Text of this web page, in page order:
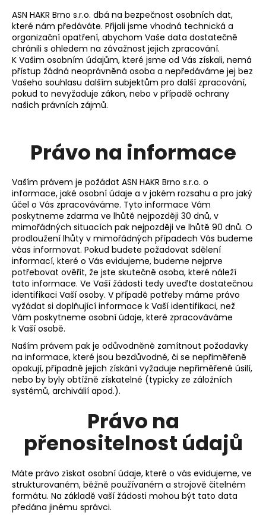
ASN HAKR Brno s.r.o. dbá na bezpečnost osobních dat,
které nám předáváte. Přijali jsme vhodná technická a
organizační opatření, abychom Vaše data dostatečně
chránili s ohledem na závažnost jejich zpracování.
K Vašim osobním údajům, které jsme od Vás získali, nemá
přístup žádná neoprávněná osoba a nepředáváme jej bez
Vašeho souhlasu dalším subjektům pro další zpracování,
pokud to nevyžaduje zákon, nebo v případě ochrany
našich právních zájmů.
Právo na informace
Vaším právem je požádat ASN HAKR Brno s.r.o. o
informace, jaké osobní údaje a v jakém rozsahu a pro jaký
účel o Vás zpracováváme. Tyto informace Vám
poskytneme zdarma ve lhůtě nejpozději 30 dnů, v
mimořádných situacích pak nejpozději ve lhůtě 90 dnů. O
prodloužení lhůty v mimořádných případech Vás budeme
včas informovat. Pokud budete požadovat sdělení
informací, které o Vás evidujeme, budeme nejprve
potřebovat ověřit, že jste skutečně osoba, které náleží
tato informace. Ve Vaší žádosti tedy uveďte dostatečnou
identifikaci Vaší osoby. V případě potřeby máme právo
vyžádat si doplňující informace k Vaší identifikaci, než
Vám poskytneme osobní údaje, které zpracováváme
k Vaší osobě.
Naším právem pak je odůvodněně zamítnout požadavky
na informace, které jsou bezdůvodné, či se nepřiměřeně
opakují, případně jejich získání vyžaduje nepřiměřené úsilí,
nebo by byly obtížně získatelné (typicky ze záložních
systémů, archiválií apod.).
Právo na
přenositelnost údajů
Máte právo získat osobní údaje, které o vás evidujeme, ve
strukturovaném, běžně používaném a strojově čitelném
formátu. Na základě vaší žádosti mohou být tato data
předána jinému správci.
D
o
p
o
r
u
m
e
VINYLOVÁ
STŘÍŠKA
1
800
Kč